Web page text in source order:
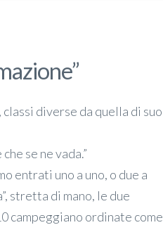
diverse da quella di suo
se ne vada.”
entrati uno a uno, o due a
stretta di mano, le due
campeggiano ordinate come